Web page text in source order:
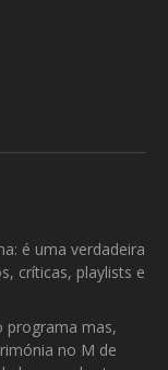
é uma verdadeira
críticas, playlists e
programa mas,
no M de